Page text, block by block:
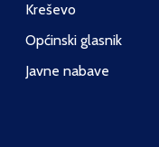
Kreševo
Općinski glasnik
Javne nabave